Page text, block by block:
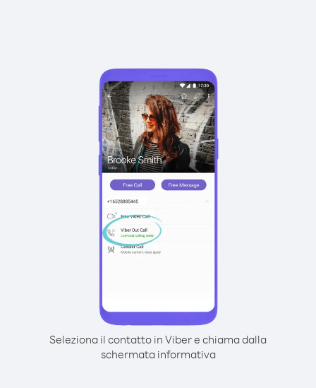
Seleziona il contatto in Viber e chiama dalla
schermata informativa